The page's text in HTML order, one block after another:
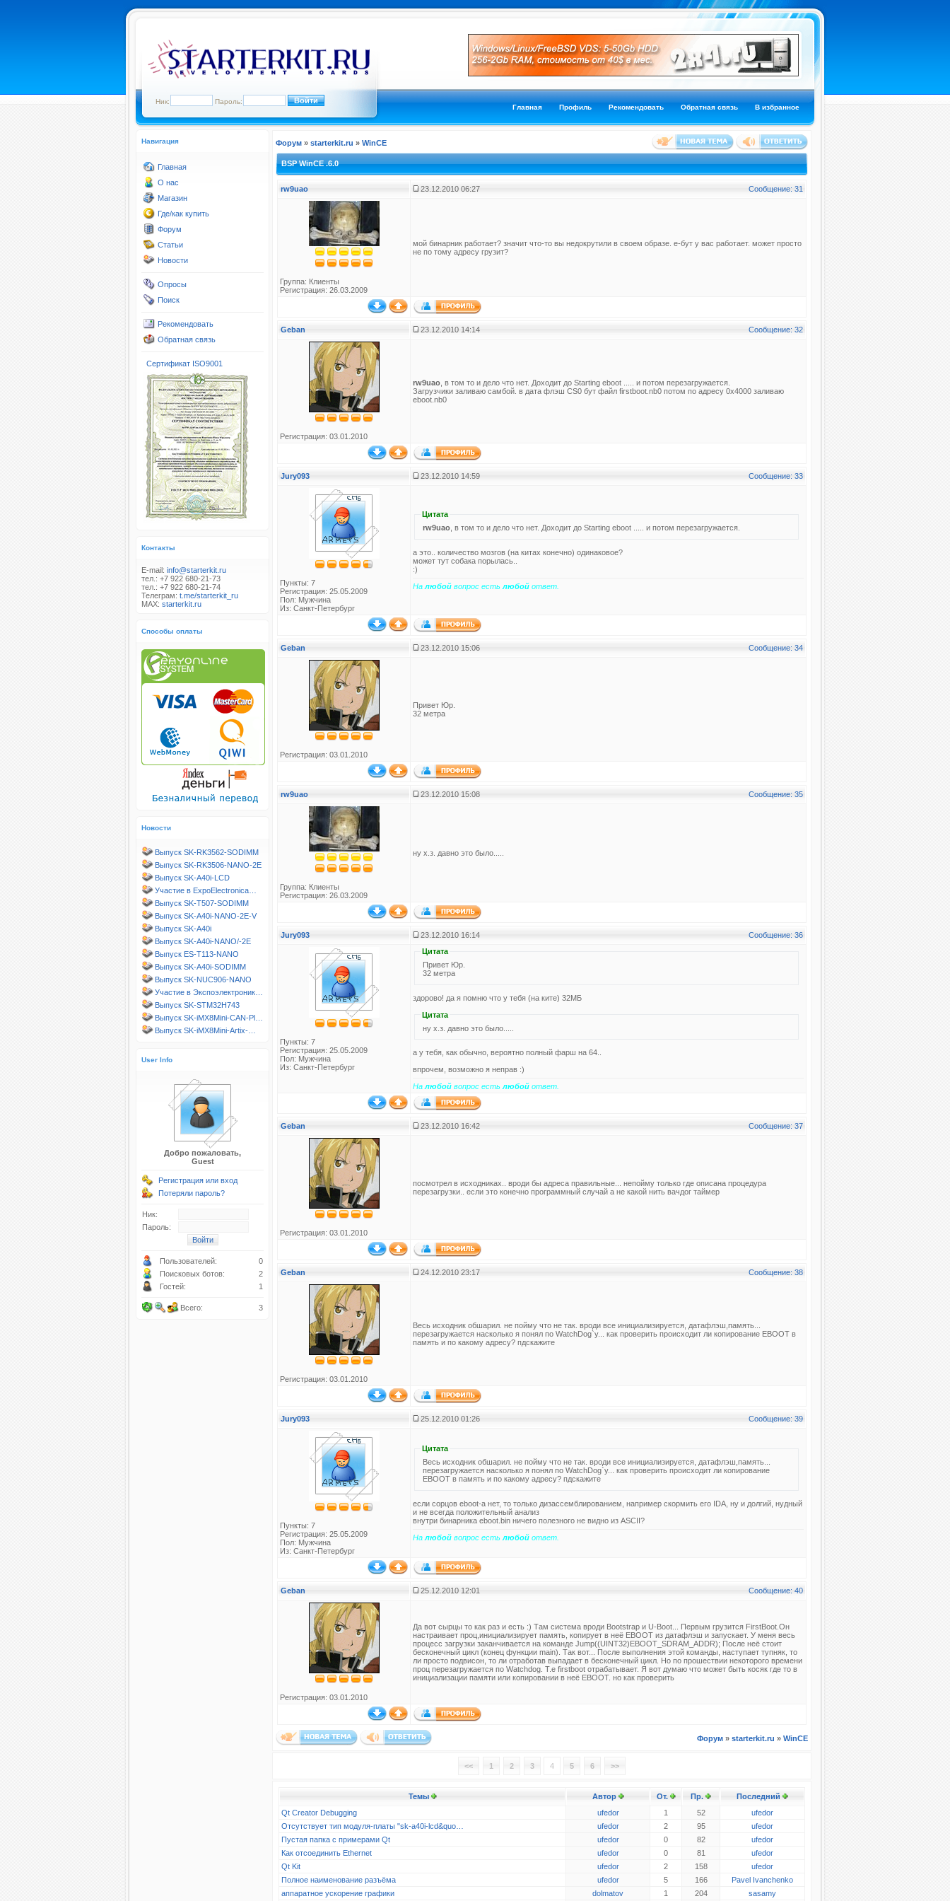
Ник: Пароль:
Главная Профиль Рекомендовать Обратная связь В избранное
Навигация
Главная
О нас
Магазин
Где/как купить
Форум
Статьи
Новости
Опросы
Поиск
Рекомендовать
Обратная связь
Сертификат ISO9001
Контакты
E-mail: info@starterkit.ru
тел.: +7 922 680-21-73
тел.: +7 922 680-21-74
Телеграм: t.me/starterkit_ru
MAX: starterkit.ru
Способы оплаты
Новости
Выпуск SK-RK3562-SODIMM
Выпуск SK-RK3506-NANO-2E
Выпуск SK-A40i-LCD
Участие в ExpoElectronica…
Выпуск SK-T507-SODIMM
Выпуск SK-A40i-NANO-2E-V
Выпуск SK-A40i
Выпуск SK-A40i-NANO/-2E
Выпуск ES-T113-NANO
Выпуск SK-A40i-SODIMM
Выпуск SK-NUC906-NANO
Участие в Экспоэлектроник…
Выпуск SK-STM32H743
Выпуск SK-iMX8Mini-CAN-Pl…
Выпуск SK-iMX8Mini-Artix-…
User Info
Добро пожаловать,
Guest
Регистрация или вход
Потеряли пароль?
Ник:
Пароль:
Пользователей:
0
Поисковых ботов:
2
Гостей:
1
Всего: 3
Форум » starterkit.ru » WinCE
BSP WinCE .6.0
rw9uao 23.12.2010 06:27 Сообщение: 31
Группа: Клиенты
Регистрация: 26.03.2009
мой бинарник работает? значит что-то вы недокрутили в своем образе. е-бут у вас работает. может просто
не по тому адресу грузит?
Geban 23.12.2010 14:14 Сообщение: 32
Регистрация: 03.01.2010
rw9uao , в том то и дело что нет. Доходит до Starting eboot ..... и потом перезагружается.
Загрузчики заливаю самбой. в дата флэш CS0 бут файл firstboot.nb0 потом по адресу 0x4000 заливаю
eboot.nb0
Jury093 23.12.2010 14:59 Сообщение: 33
Пункты: 7
Регистрация: 25.05.2009
Пол: Мужчина
Из: Санкт-Петербург
Цитата
rw9uao , в том то и дело что нет. Доходит до Starting eboot ..... и потом перезагружается.
а это.. количество мозгов (на китах конечно) одинаковое?
может тут собака порылась..
:)
На любой вопрос есть любой ответ.
Geban 23.12.2010 15:06 Сообщение: 34
Регистрация: 03.01.2010
Привет Юр.
32 метра
rw9uao 23.12.2010 15:08 Сообщение: 35
Группа: Клиенты
Регистрация: 26.03.2009
ну х.з. давно это было.....
Jury093 23.12.2010 16:14 Сообщение: 36
Пункты: 7
Регистрация: 25.05.2009
Пол: Мужчина
Из: Санкт-Петербург
Цитата
Привет Юр.
32 метра
здорово! да я помню что у тебя (на ките) 32МБ
Цитата
ну х.з. давно это было.....
а у тебя, как обычно, вероятно полный фарш на 64..
впрочем, возможно я неправ :)
На любой вопрос есть любой ответ.
Geban 23.12.2010 16:42 Сообщение: 37
Регистрация: 03.01.2010
посмотрел в исходниках.. вроди бы адреса правильные... непойму только где описана процедура
перезагрузки.. если это конечно программный случай а не какой нить вачдог таймер
Geban 24.12.2010 23:17 Сообщение: 38
Регистрация: 03.01.2010
Весь исходник обшарил. не пойму что не так. вроди все инициализируется, датафлэш,память...
перезагружается насколько я понял по WatchDog`у... как проверить происходит ли копирование EBOOT в
память и по какому адресу? пдскажите
Jury093 25.12.2010 01:26 Сообщение: 39
Пункты: 7
Регистрация: 25.05.2009
Пол: Мужчина
Из: Санкт-Петербург
Цитата
Весь исходник обшарил. не пойму что не так. вроди все инициализируется, датафлэш,память...
перезагружается насколько я понял по WatchDog`у... как проверить происходит ли копирование
EBOOT в память и по какому адресу? пдскажите
если сорцов eboot-a нет, то только дизассемблированием, например скормить его IDA, ну и долгий, нудный
и не всегда положительный анализ
внутри бинарника eboot.bin ничего полезного не видно из ASCII?
На любой вопрос есть любой ответ.
Geban 25.12.2010 12:01 Сообщение: 40
Регистрация: 03.01.2010
Да вот сырцы то как раз и есть :) Там система вроди Bootstrap и U-Boot... Первым грузится FirstBoot.Он
настраивает проц,инициализирует память, копирует в неё EBOOT из датафлэш и запускает. У меня весь
процесс загрузки заканчивается на команде Jump((UINT32)EBOOT_SDRAM_ADDR); После неё стоит
бесконечный цикл (конец функции main). Так вот... После выполнения этой команды, наступает тупняк, то
ли просто подвисон, то ли отработав выпадает в бесконечный цикл. Но по прошествии некоторого времени
проц перезагружается по Watchdog. Т.е firstboot отрабатывает. Я вот думаю что может быть косяк где то в
инициализации памяти или копировании в неё EBOOT. но как проверить
Форум » starterkit.ru » WinCE
<< 1 2 3 4 5 6 >>
Темы Автор От. Пр.
Последний
Qt Creator Debugging
ufedor 1 52
ufedor
Отсутствует тип модуля-платы "sk-a40i-lcd&quo…
ufedor 2 95
ufedor
Пустая папка с примерами Qt
ufedor 0 82
ufedor
Как отсоединить Ethernet
ufedor 0 81
ufedor
Qt Kit
ufedor 2 158
ufedor
Полное наименование разъёма
ufedor 5 166
Pavel Ivanchenko
аппаратное ускорение графики
dolmatov 1 204 sasamy